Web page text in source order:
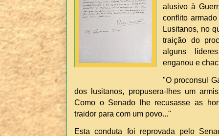
alusivo à
conflito
Lusitanos, no
traição do
alguns
enganou e
"O proconsul
dos lusitanos, propusera-lhes um
Como o Senado lhe recusasse as
traidor para com um povo..."
Esta conduta foi reprovada pelo